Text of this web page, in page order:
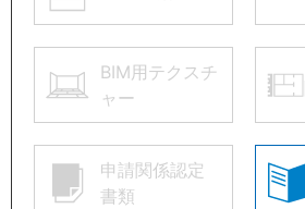
BIM用テクスチ
ャー
申請関係認定
書類